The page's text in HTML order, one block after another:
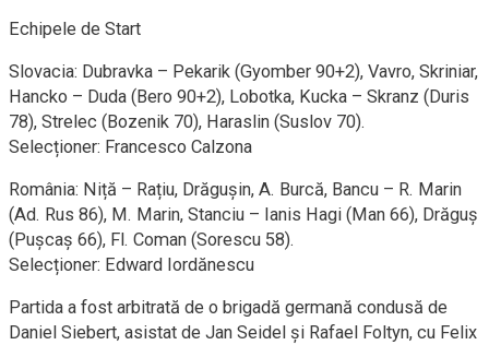
Echipele de Start
Slovacia: Dubravka – Pekarik (Gyomber 90+2), Vavro, Skriniar,
Hancko – Duda (Bero 90+2), Lobotka, Kucka – Skranz (Duris
78), Strelec (Bozenik 70), Haraslin (Suslov 70).
Selecționer: Francesco Calzona
România: Niță – Rațiu, Drăgușin, A. Burcă, Bancu – R. Marin
(Ad. Rus 86), M. Marin, Stanciu – Ianis Hagi (Man 66), Drăguș
(Pușcaș 66), Fl. Coman (Sorescu 58).
Selecționer: Edward Iordănescu
Partida a fost arbitrată de o brigadă germană condusă de
Daniel Siebert, asistat de Jan Seidel și Rafael Foltyn, cu Felix